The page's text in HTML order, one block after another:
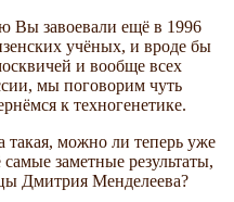
Вы завоевали ещё в 1996
учёных, и вроде бы
и вообще всех
мы поговорим чуть
к техногенетике.
такая, можно ли теперь уже
заметные результаты,
Дмитрия Менделеева?